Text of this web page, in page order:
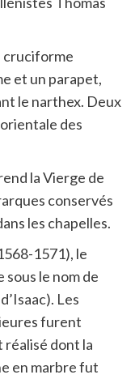
cruciforme
et un parapet,
le narthex. Deux
des
la Vierge de
conservés
les chapelles.
1571), le
le nom de
Les
furent
réalisé dont la
en marbre fut